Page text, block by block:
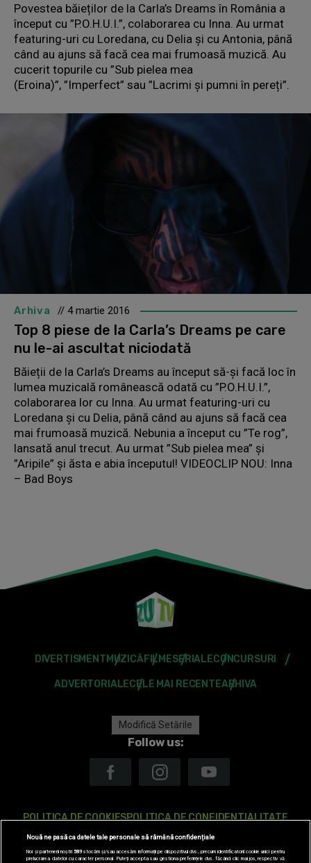
Povestea băieților de la Carla’s Dreams în România a
început cu ”P.O.H.U.I.”, colaborarea cu Inna. Au urmat
featuring-uri cu Loredana, cu Delia și cu Antonia, până
când au ajuns să facă cea mai frumoasă muzică. Au
cucerit topurile cu ”Sub pielea mea
(Eroina)”, ”Imperfect” sau ”Lacrimi și pumni în pereți”.
Arhiva // 4 martie 2016
Top 8 piese de la Carla’s Dreams pe care
nu le-ai ascultat niciodată
Băieții de la Carla’s Dreams au început să-și facă loc în
lumea muzicală românească odată cu ”P.O.H.U.I.”,
colaborarea lor cu Inna. Au urmat featuring-uri cu
Loredana și cu Delia, până când au ajuns să facă cea
mai frumoasă muzică. Nebunia a început cu ”Te rog”,
lansată anul trecut. Au urmat ”Sub pielea mea” și
”Aripile” și ăsta e abia începutul! VIDEOCLIP NOU: Inna
– Bad Boys
DIVERTISMENT MUZICĂFILMESERIALECONCURSURI
ADVERTORIALECELE MAI RECENTEARHIVA
Modifică Setările
Follow us:
POLITICA DE COOKIESPOLITICA DE CONFIDENTIALITATE
ANTENA TV GROUP S.A. – DATE COMPANIE
Nouă ne pasă ca datele tale personale să rămână confidențiale
Noi și partenerii noștri589stocăm și/sau accesăm informații pe dispozitivul dvs., precum identificatorii cookie unici pentru
prelucrarea datelor cu caracter personal. Puteți accepta sau gestiona preferințele dvs. făcând clic mai jos, respectiv vă